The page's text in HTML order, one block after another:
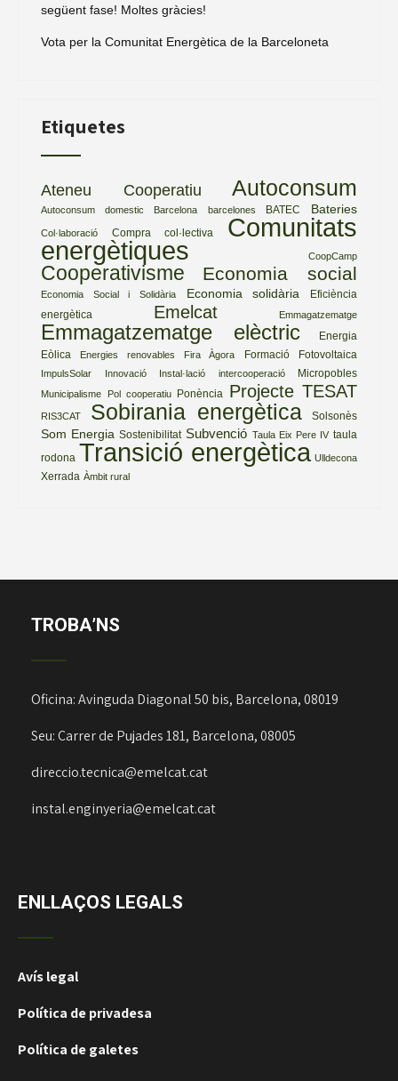
següent fase! Moltes gràcies!
Vota per la Comunitat Energètica de la Barceloneta
Etiquetes
Ateneu Cooperatiu Autoconsum
Autoconsum domestic Barcelona barcelones BATEC Bateries
Col·laboració Compra col·lectiva Comunitats
energètiques CoopCamp
Cooperativisme Economia social
Economia Social i Solidària Economia solidària
Eficiència
energètica
Emelcat Emmagatzematge
Emmagatzematge elèctric
Energia
Eòlica
Energies renovables Fira Àgora Formació Fotovoltaica
ImpulsSolar Innovació Instal·lació intercooperació Micropobles
Municipalisme Pol cooperatiu Ponència Projecte TESAT
RIS3CAT Sobirania energètica Solsonès
Som Energia Sostenibilitat Subvenció Taula Eix Pere IV taula
rodona Transició energètica Ulldecona
Xerrada Àmbit rural
TROBA’NS
Oficina: Avinguda Diagonal 50 bis, Barcelona, 08019
Seu: Carrer de Pujades 181, Barcelona, 08005
direccio.tecnica@emelcat.cat
instal.enginyeria@emelcat.cat
ENLLAÇOS LEGALS
Avís legal
Política de privadesa
Política de galetes